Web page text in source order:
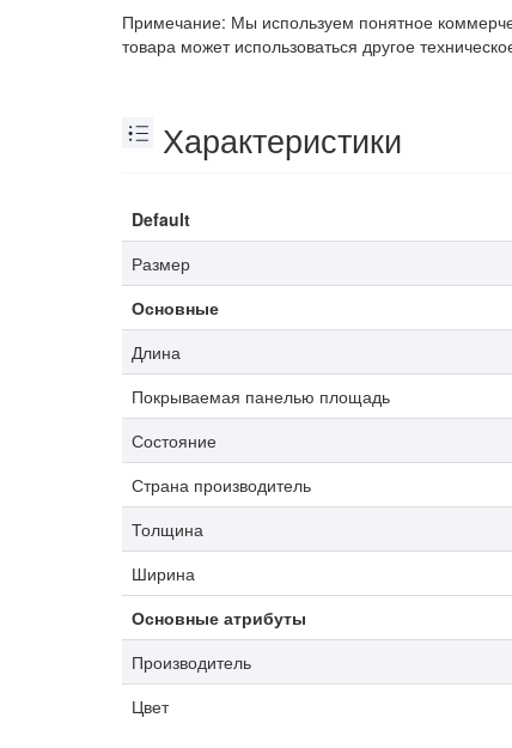
Примечание: Мы используем понятное
товара может использоваться другое
Характеристики
Default
Размер
Основные
Длина
Покрываемая панелью площадь
Состояние
Страна производитель
Толщина
Ширина
Основные атрибуты
Производитель
Цвет